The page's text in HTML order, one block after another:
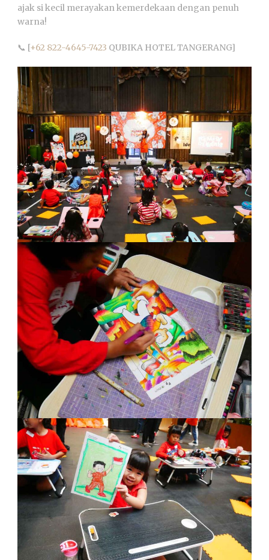
ajak si kecil merayakan kemerdekaan dengan penuh
warna!
📞 [+62 822-4645-7423 QUBIKA HOTEL TANGERANG]